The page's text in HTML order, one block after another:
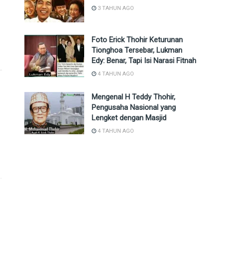
3 TAHUN AGO
Foto Erick Thohir Keturunan
Tionghoa Tersebar, Lukman
Edy: Benar, Tapi Isi Narasi Fitnah
4 TAHUN AGO
Mengenal H Teddy Thohir,
Pengusaha Nasional yang
Lengket dengan Masjid
4 TAHUN AGO